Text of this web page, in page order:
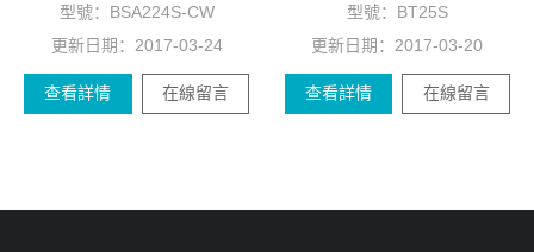
型號： BSA224S-CW
更新日期： 2017-03-24
查看詳情 在線留言
型號： BT25S
更新日期： 2017-03-20
查看詳情 在線留言